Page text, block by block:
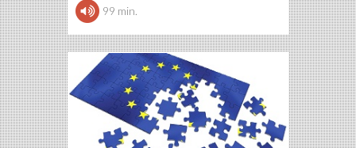
99 min.